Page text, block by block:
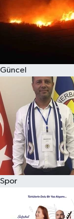
Güncel
Spor
Magazin